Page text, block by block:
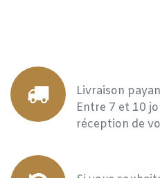
Livraison
Entre 7 et 10
réception de